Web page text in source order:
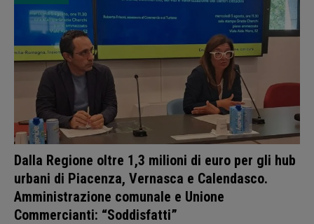
Dalla Regione oltre 1,3 milioni di euro per gli hub
urbani di Piacenza, Vernasca e Calendasco.
Amministrazione comunale e Unione
Commercianti: “Soddisfatti”